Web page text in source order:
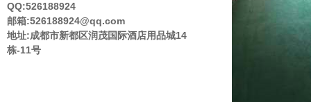
QQ:526188924
邮箱:526188924@qq.com
地址:成都市新都区润茂国际酒店用品城14
栋-11号